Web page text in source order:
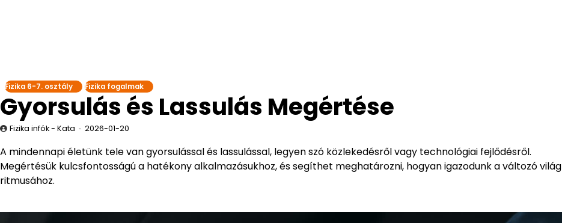
Fizika 6-7. osztály Fizika fogalmak
Gyorsulás és Lassulás Megértése
Fizika infók - Kata 2026-01-20
A mindennapi életünk tele van gyorsulással és lassulással, legyen szó közlekedésről vagy technológiai fejlődésről.
Megértésük kulcsfontosságú a hatékony alkalmazásukhoz, és segíthet meghatározni, hogyan igazodunk a változó világ
ritmusához.